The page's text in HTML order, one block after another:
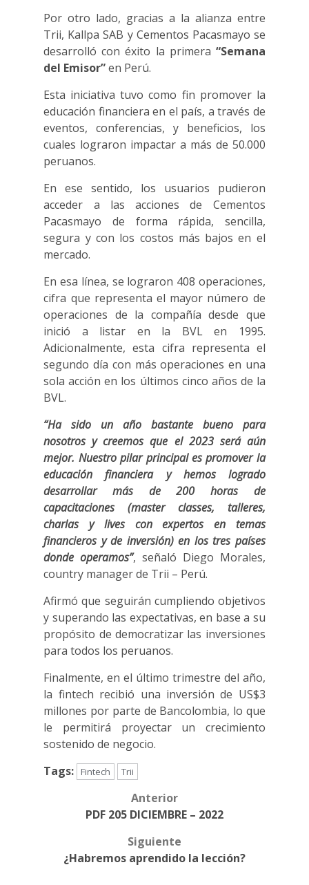
Por otro lado, gracias a la alianza entre
Trii, Kallpa SAB y Cementos Pacasmayo se
desarrolló con éxito la primera “Semana
del Emisor”en Perú.
Esta iniciativa tuvo como fin promover la
educación financiera en el país, a través de
eventos, conferencias, y beneficios, los
cuales lograron impactar a más de 50.000
peruanos.
En ese sentido, los usuarios pudieron
acceder a las acciones de Cementos
Pacasmayo de forma rápida, sencilla,
segura y con los costos más bajos en el
mercado.
En esa línea, se lograron 408 operaciones,
cifra que representa el mayor número de
operaciones de la compañía desde que
inició a listar en la BVL en 1995.
Adicionalmente, esta cifra representa el
segundo día con más operaciones en una
sola acción en los últimos cinco años de la
BVL.
“Ha sido un año bastante bueno para
nosotros y creemos que el 2023 será aún
mejor. Nuestro pilar principal es promover la
educación financiera y hemos logrado
desarrollar más de 200 horas de
capacitaciones (master classes, talleres,
charlas y lives con expertos en temas
financieros y de inversión) en los tres países
donde operamos”, señaló Diego Morales,
country manager de Trii – Perú.
Afirmó que seguirán cumpliendo objetivos
y superando las expectativas, en base a su
propósito de democratizar las inversiones
para todos los peruanos.
Finalmente, en el último trimestre del año,
la fintech recibió una inversión de US$3
millones por parte de Bancolombia, lo que
le permitirá proyectar un crecimiento
sostenido de negocio.
Tags:
Fintech Trii
Anterior
PDF 205 DICIEMBRE – 2022
Siguiente
¿Habremos aprendido la lección?